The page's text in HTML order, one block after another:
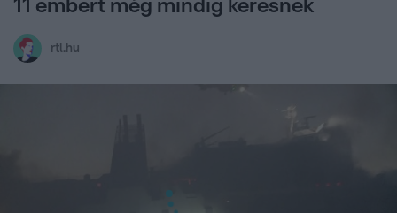
11 embert még mindig keresnek
rtl.hu